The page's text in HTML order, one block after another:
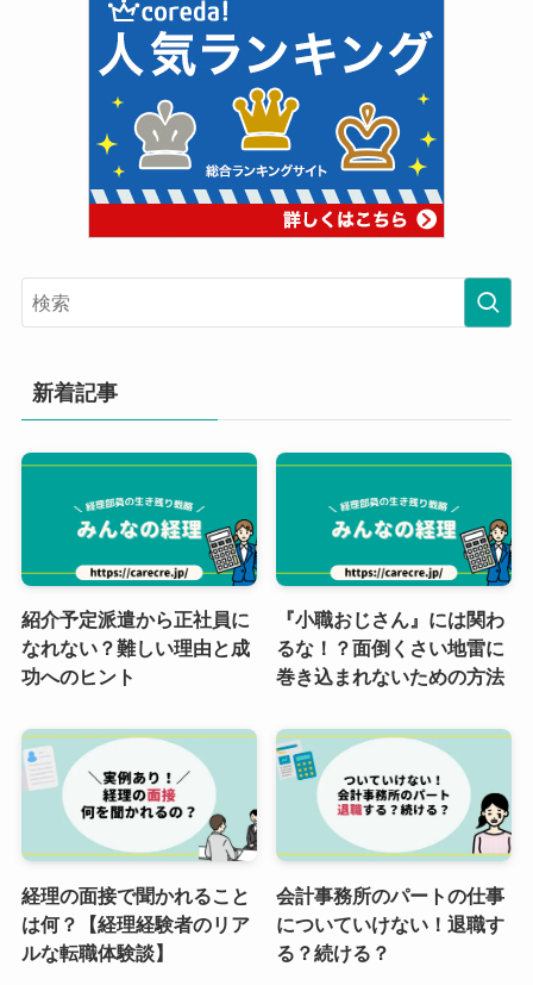
新着記事
紹介予定派遣から正社員に
なれない？難しい理由と成
功へのヒント
『小職おじさん』には関わ
るな！？面倒くさい地雷に
巻き込まれないための方法
経理の面接で聞かれること
は何？【経理経験者のリア
ルな転職体験談】
会計事務所のパートの仕事
についていけない！退職す
る？続ける？